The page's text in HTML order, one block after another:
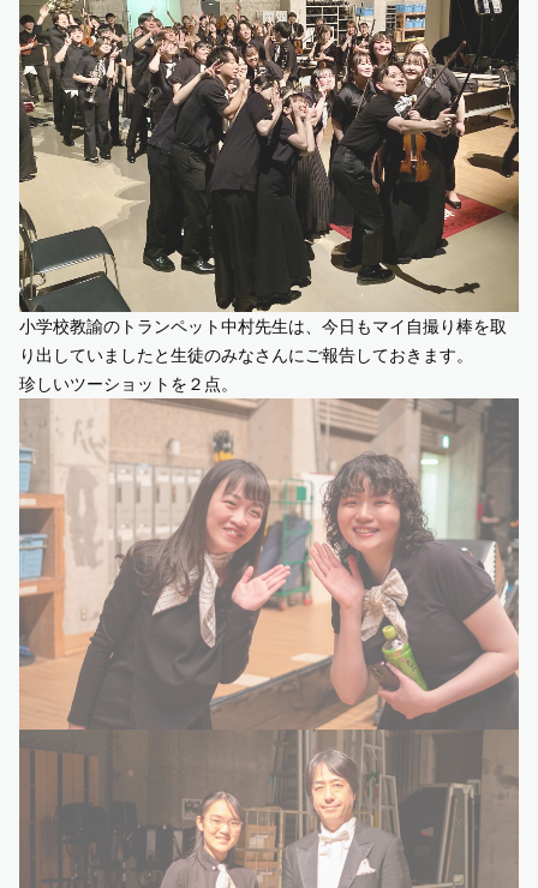
小学校教諭のトランペット中村先生は、今日もマイ自撮り棒を取
り出していましたと生徒のみなさんにご報告しておきます。
珍しいツーショットを２点。